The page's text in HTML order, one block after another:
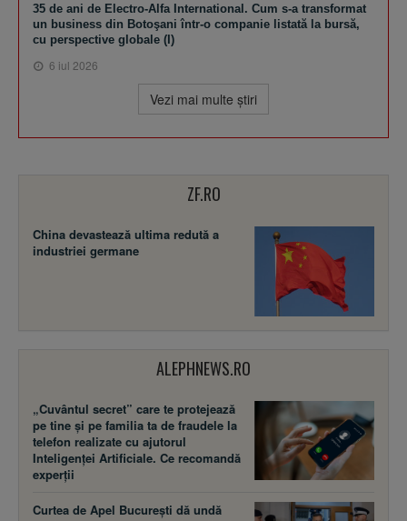
35 de ani de Electro-Alfa International. Cum s-a transformat
un business din Botoşani într-o companie listată la bursă,
cu perspective globale (I)
6 iul 2026
Vezi mai multe ştiri
ZF.RO
China devastează ultima redută a
industriei germane
ALEPHNEWS.RO
„Cuvântul secret” care te protejează
pe tine și pe familia ta de fraudele la
telefon realizate cu ajutorul
Inteligenței Artificiale. Ce recomandă
experții
Curtea de Apel București dă undă